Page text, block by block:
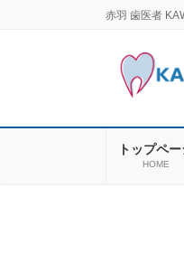
赤羽 歯医者
トップペ
HOME